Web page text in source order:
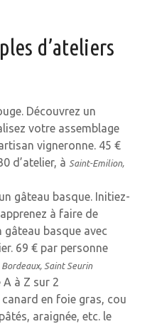
d’ateliers
Découvrez un
votre assemblage
vigneronne. 45 €
d’atelier, à Saint-Emilion,
gâteau basque. Initiez-
à faire de
basque avec
69 € par personne
Bordeaux, Saint Seurin
A à Z sur 2
en foie gras, cou
araignée, etc. le